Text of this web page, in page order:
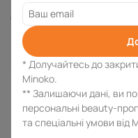
Схожі товари
* Долучайтесь до
Minoko.
** Залишаючи дані, ви
персональні beauty-
та спеціальні умови від